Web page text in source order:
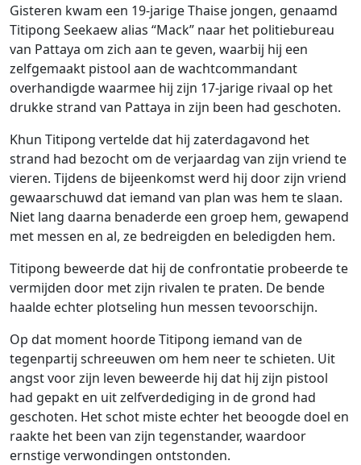
Gisteren kwam een 19-jarige Thaise jongen, genaamd
Titipong Seekaew alias “Mack” naar het politiebureau
van Pattaya om zich aan te geven, waarbij hij een
zelfgemaakt pistool aan de wachtcommandant
overhandigde waarmee hij zijn 17-jarige rivaal op het
drukke strand van Pattaya in zijn been had geschoten.
Khun Titipong vertelde dat hij zaterdagavond het
strand had bezocht om de verjaardag van zijn vriend te
vieren. Tijdens de bijeenkomst werd hij door zijn vriend
gewaarschuwd dat iemand van plan was hem te slaan.
Niet lang daarna benaderde een groep hem, gewapend
met messen en al, ze bedreigden en beledigden hem.
Titipong beweerde dat hij de confrontatie probeerde te
vermijden door met zijn rivalen te praten. De bende
haalde echter plotseling hun messen tevoorschijn.
Op dat moment hoorde Titipong iemand van de
tegenpartij schreeuwen om hem neer te schieten. Uit
angst voor zijn leven beweerde hij dat hij zijn pistool
had gepakt en uit zelfverdediging in de grond had
geschoten. Het schot miste echter het beoogde doel en
raakte het been van zijn tegenstander, waardoor
ernstige verwondingen ontstonden.